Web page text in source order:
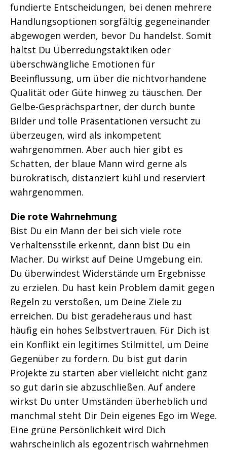
fundierte Entscheidungen, bei denen mehrere
Handlungsoptionen sorgfältig gegeneinander
abgewogen werden, bevor Du handelst. Somit
hältst Du Überredungstaktiken oder
überschwängliche Emotionen für
Beeinflussung, um über die nichtvorhandene
Qualität oder Güte hinweg zu täuschen. Der
Gelbe-Gesprächspartner, der durch bunte
Bilder und tolle Präsentationen versucht zu
überzeugen, wird als inkompetent
wahrgenommen. Aber auch hier gibt es
Schatten, der blaue Mann wird gerne als
bürokratisch, distanziert kühl und reserviert
wahrgenommen.
Die rote Wahrnehmung
Bist Du ein Mann der bei sich viele rote
Verhaltensstile erkennt, dann bist Du ein
Macher. Du wirkst auf Deine Umgebung ein.
Du überwindest Widerstände um Ergebnisse
zu erzielen. Du hast kein Problem damit gegen
Regeln zu verstoßen, um Deine Ziele zu
erreichen. Du bist geradeheraus und hast
häufig ein hohes Selbstvertrauen. Für Dich ist
ein Konflikt ein legitimes Stilmittel, um Deine
Gegenüber zu fordern. Du bist gut darin
Projekte zu starten aber vielleicht nicht ganz
so gut darin sie abzuschließen. Auf andere
wirkst Du unter Umständen überheblich und
manchmal steht Dir Dein eigenes Ego im Wege.
Eine grüne Persönlichkeit wird Dich
wahrscheinlich als egozentrisch wahrnehmen